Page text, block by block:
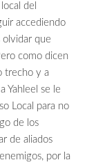
del
accediendo
olvidar que
como dicen
trecho y a
Yahleel se le
Local para no
de los
de aliados
por la